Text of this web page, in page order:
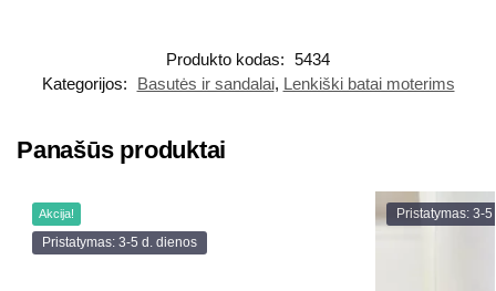
Produkto kodas: 5434
Kategorijos:
Basutės ir sandalai, Lenkiški batai moterims
Panašūs produktai
Akcija!
Pristatymas: 3-5 d. dienos
Pristatymas: 3-